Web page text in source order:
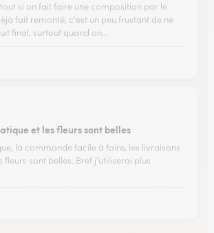
si on fait faire une composition par le
fait remonté, c'est un peu frustant de ne
final, surtout quand on…
et les fleurs sont belles
la commande facile à faire, les livraisons
fleurs sont belles. Bref j’utiliserai plus